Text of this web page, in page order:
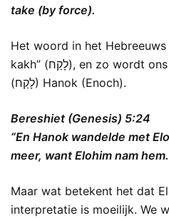
take (by force).
Het woord in het
kakh” (לָקַח), en zo wordt ons verteld dat Elohim “nam”
(לָקַח) Hanok (Enoch).
Bereshiet (Genesis) 5:24
“En Hanok wandelde met
meer, want Elohim nam
Maar wat betekent het dat
interpretatie is moeilijk. We